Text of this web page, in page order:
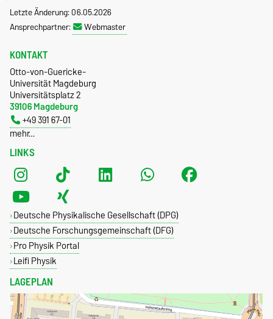
Letzte Änderung: 06.05.2026
Ansprechpartner:
Webmaster
LINKS
Deutsche Physikalische Gesellschaft (DPG)
Deutsche Forschungsgemeinschaft (DFG)
Pro Physik Portal
Leifi Physik
KONTAKT
Otto-von-Guericke-
Universität Magdeburg
Universitätsplatz 2
39106 Magdeburg
+49 391 67-01
mehr…
LAGEPLAN